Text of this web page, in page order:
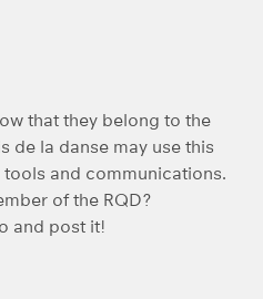
that they belong to the
de la danse may use this
and communications.
of the RQD?
and post it!